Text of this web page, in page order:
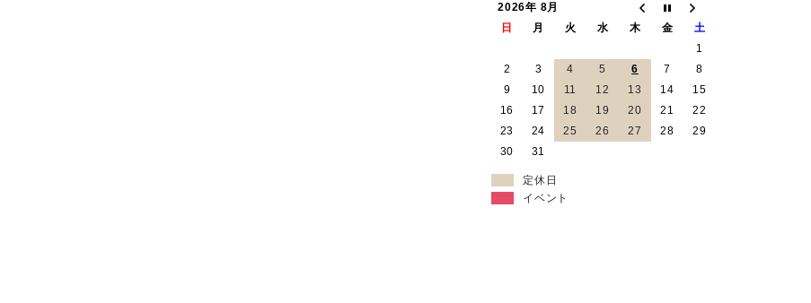
2026年 8月
日
月 火 水 木 金
土
1
2
3 4 5 6 7
8
9
10 11 12 13 14
15
16
17 18 19 20 21
22
23
24 25 26 27 28
29
30
31
定休日
イベント